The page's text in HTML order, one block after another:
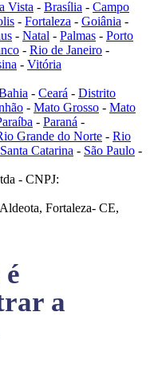
Vista - Brasília - Campo
- Fortaleza - Goiânia -
- Natal - Palmas - Porto
- Rio de Janeiro -
- Vitória
- Ceará - Distrito
- Mato Grosso - Mato
- Paraná -
Grande do Norte - Rio
Santa Catarina - São Paulo -
- CNPJ:
Fortaleza- CE,
a